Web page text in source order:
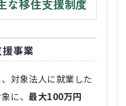
な移住支援制度
事業
対象法人に就業した
に、最大100万円